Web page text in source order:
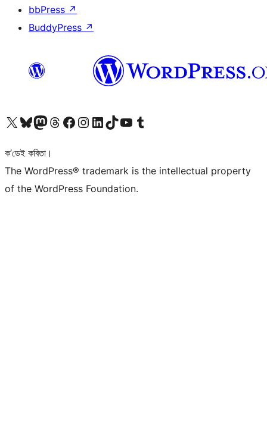
bbPress ↗
BuddyPress ↗
আমাৰ X (আগৰ Twitter) একাউণ্টলৈ যাওকআমাৰ Bluesky একাউণ্টলৈ যাওকআমাৰ Mastodon একাউণ্টলৈ যাওকআমাৰ Threads একাউণ্টলৈ যাওকআমাৰ Facebook পৃষ্ঠালৈ যাওকআমাৰ Instagram একাউণ্টলৈ যাওকআমাৰ LinkedIn একাউণ্টলৈ যাওকআমাৰ TikTok একাউণ্টলৈ যাওকআমাৰ YouTube চেনেললৈ যাওকআমাৰ Tumblr একাউণ্টলৈ যাওক
ক’ডেই কবিতা।
The WordPress® trademark is the intellectual property
of the WordPress Foundation.